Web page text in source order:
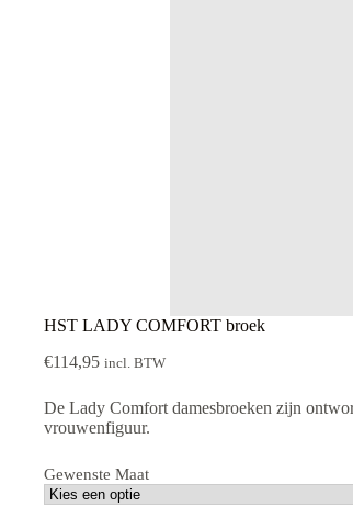
HST LADY COMFORT broek
€114,95 incl. BTW
De Lady Comfort damesbroeken zijn
vrouwenfiguur.
Gewenste Maat